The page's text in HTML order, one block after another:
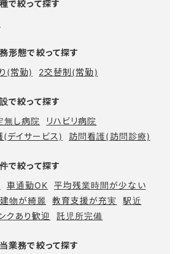
で絞って探す
形態で絞って探す
(常勤) 2交替制(常勤)
で絞って探す
無し病院
リハビリ病院
デイサービス)
訪問看護(訪問診療)
で絞って探す
車通勤OK
平均残業時間が少ない
建物が綺麗 教育支援が充実
駅近
クあり歓迎 託児所完備
業務で絞って探す